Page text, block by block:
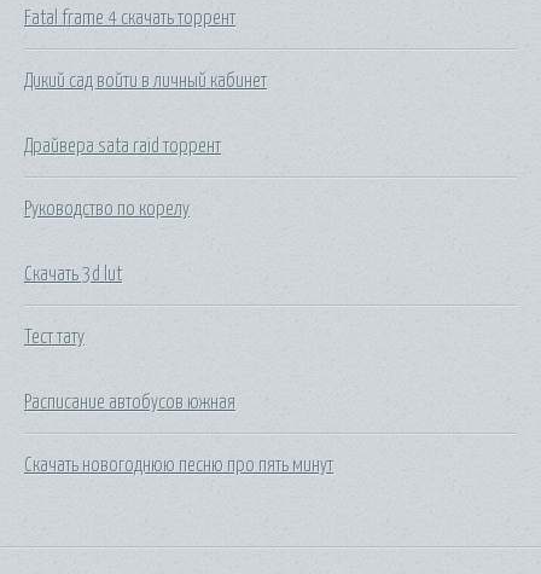
Fatal frame 4 скачать торрент
Дикий сад войти в личный кабинет
Драйвера sata raid торрент
Руководство по корелу
Скачать 3d lut
Тест тату
Расписание автобусов южная
Скачать новогоднюю песню про пять минут